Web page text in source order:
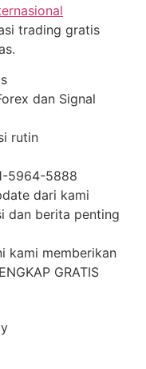
trading gratis
dan Signal
rutin
5964-5888
dari kami
dan berita penting
kami memberikan
GRATIS